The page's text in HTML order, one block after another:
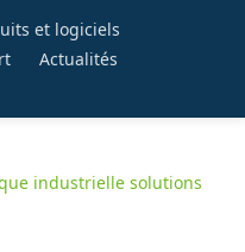
et logiciels
Actualités
industrielle solutions